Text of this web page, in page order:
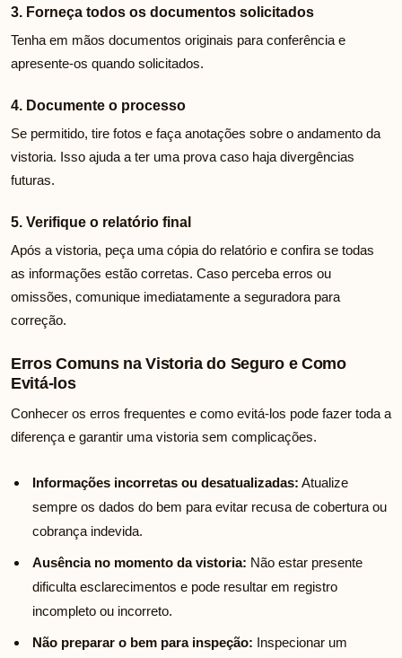
3. Forneça todos os documentos solicitados
Tenha em mãos documentos originais para conferência e
apresente-os quando solicitados.
4. Documente o processo
Se permitido, tire fotos e faça anotações sobre o andamento da
vistoria. Isso ajuda a ter uma prova caso haja divergências
futuras.
5. Verifique o relatório final
Após a vistoria, peça uma cópia do relatório e confira se todas
as informações estão corretas. Caso perceba erros ou
omissões, comunique imediatamente a seguradora para
correção.
Erros Comuns na Vistoria do Seguro e Como
Evitá-los
Conhecer os erros frequentes e como evitá-los pode fazer toda a
diferença e garantir uma vistoria sem complicações.
Informações incorretas ou desatualizadas: Atualize
sempre os dados do bem para evitar recusa de cobertura ou
cobrança indevida.
Ausência no momento da vistoria: Não estar presente
dificulta esclarecimentos e pode resultar em registro
incompleto ou incorreto.
Não preparar o bem para inspeção: Inspecionar um